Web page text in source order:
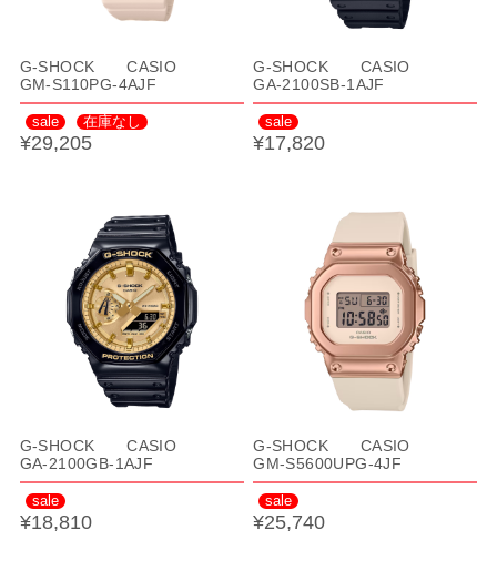
G-SHOCK CASIO
GM-S110PG-4AJF
sale 在庫なし
¥29,205
G-SHOCK CASIO
GA-2100SB-1AJF
sale
¥17,820
G-SHOCK CASIO
GA-2100GB-1AJF
sale
¥18,810
G-SHOCK CASIO
GM-S5600UPG-4JF
sale
¥25,740